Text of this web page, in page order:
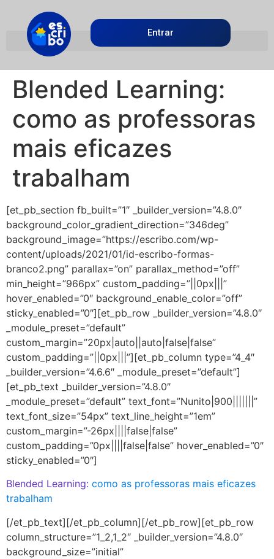
Entrar
Blended Learning:
como as professoras
mais eficazes
trabalham
[et_pb_section fb_built=”1″ _builder_version=”4.8.0″
background_color_gradient_direction=”346deg”
background_image=”https://escribo.com/wp-
content/uploads/2021/01/id-escribo-formas-
branco2.png” parallax=”on” parallax_method=”off”
min_height=”966px” custom_padding=”||0px|||”
hover_enabled=”0″ background_enable_color=”off”
sticky_enabled=”0″][et_pb_row _builder_version=”4.8.0″
_module_preset=”default”
custom_margin=”20px|auto||auto|false|false”
custom_padding=”||0px|||”][et_pb_column type=”4_4″
_builder_version=”4.6.6″ _module_preset=”default”]
[et_pb_text _builder_version=”4.8.0″
_module_preset=”default” text_font=”Nunito|900|||||||”
text_font_size=”54px” text_line_height=”1em”
custom_margin=”-26px||||false|false”
custom_padding=”0px||||false|false” hover_enabled=”0″
sticky_enabled=”0″]
Blended Learning: como as professoras mais eficazes
trabalham
[/et_pb_text][/et_pb_column][/et_pb_row][et_pb_row
column_structure=”1_2,1_2″ _builder_version=”4.8.0″
background_size=”initial”